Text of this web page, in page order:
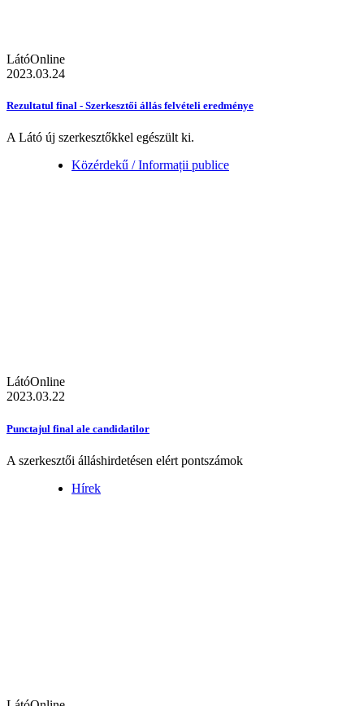
LátóOnline
2023.03.24
Rezultatul final - Szerkesztői állás felvételi eredménye
A Látó új szerkesztőkkel egészült ki.
Közérdekű / Informații publice
LátóOnline
2023.03.22
Punctajul final ale candidatilor
A szerkesztői álláshirdetésen elért pontszámok
Hírek